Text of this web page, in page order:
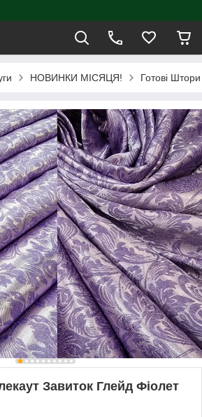
НОВИНКИ МІСЯЦЯ! Готові
Завиток Глейд Фіолет